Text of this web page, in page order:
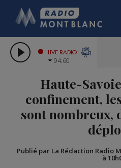
LES
CITIZEN
GRAND MASSIF
COMPAGNIE
LIVE RADIO
94.60
Haute-
confinement,
sont nombreux,
Publié par La Rédaction Radio
à